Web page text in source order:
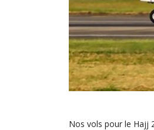
Nos vols pour le Hajj